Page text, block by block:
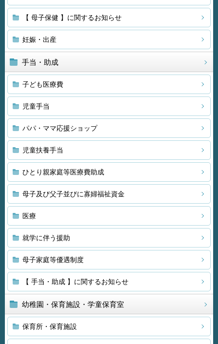
【 母子保健 】に関するお知らせ
妊娠・出産
手当・助成
子ども医療費
児童手当
パパ・ママ応援ショップ
児童扶養手当
ひとり親家庭等医療費助成
母子及び父子並びに寡婦福祉資金
医療
就学に伴う援助
母子家庭等優遇制度
【 手当・助成 】に関するお知らせ
幼稚園・保育施設・学童保育室
保育所・保育施設